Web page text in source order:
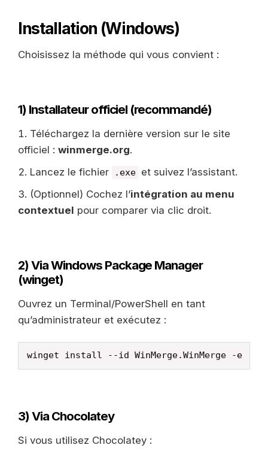
Installation (Windows)
Choisissez la méthode qui vous convient :
1) Installateur officiel (recommandé)
Téléchargez la dernière version sur le site
officiel : winmerge.org.
Lancez le fichier
.exe et suivez l’assistant.
(Optionnel) Cochez l’intégration au menu
contextuel pour comparer via clic droit.
2) Via Windows Package Manager
(winget)
Ouvrez un Terminal/PowerShell en tant
qu’administrateur et exécutez :
winget install --id WinMerge.WinMerge -e
3) Via Chocolatey
Si vous utilisez Chocolatey :